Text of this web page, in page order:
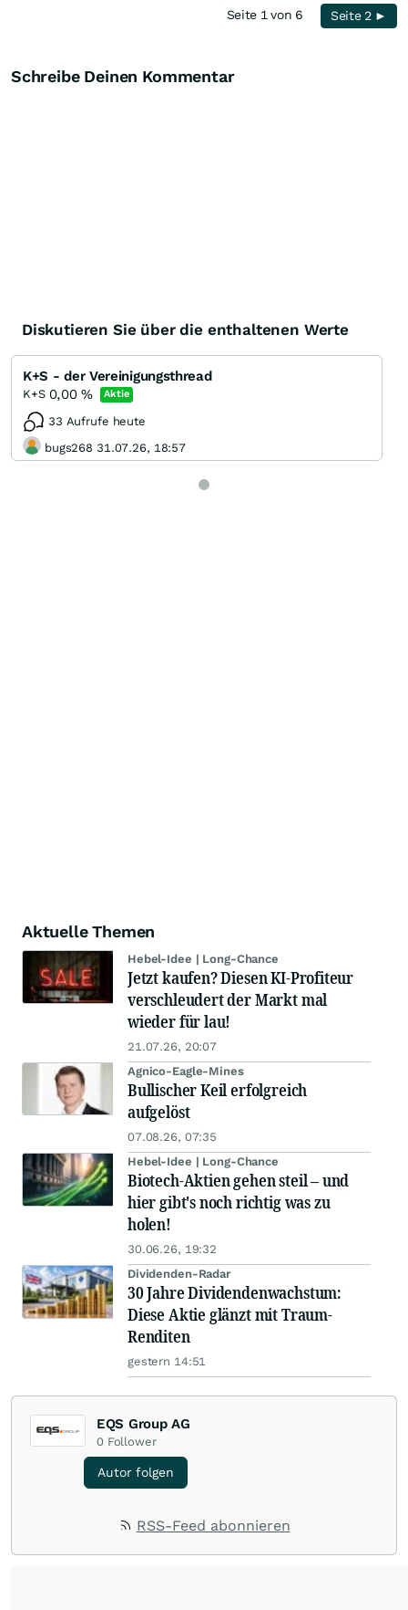
Seite 1 von 6 Seite 2 ►
Schreibe Deinen Kommentar
Diskutieren Sie über die enthaltenen Werte
K+S - der Vereinigungsthread
K+S 0,00% Aktie
33 Aufrufe heute
bugs268 31.07.26, 18:57
Aktuelle Themen
Hebel-Idee | Long-Chance
Jetzt kaufen? Diesen KI-Profiteur
verschleudert der Markt mal
wieder für lau!
21.07.26, 20:07
Agnico-Eagle-Mines
Bullischer Keil erfolgreich
aufgelöst
07.08.26, 07:35
Hebel-Idee | Long-Chance
Biotech-Aktien gehen steil – und
hier gibt's noch richtig was zu
holen!
30.06.26, 19:32
Dividenden-Radar
30 Jahre Dividendenwachstum:
Diese Aktie glänzt mit Traum-
Renditen
gestern 14:51
EQS Group AG
0 Follower
Autor folgen
RSS-Feed abonnieren